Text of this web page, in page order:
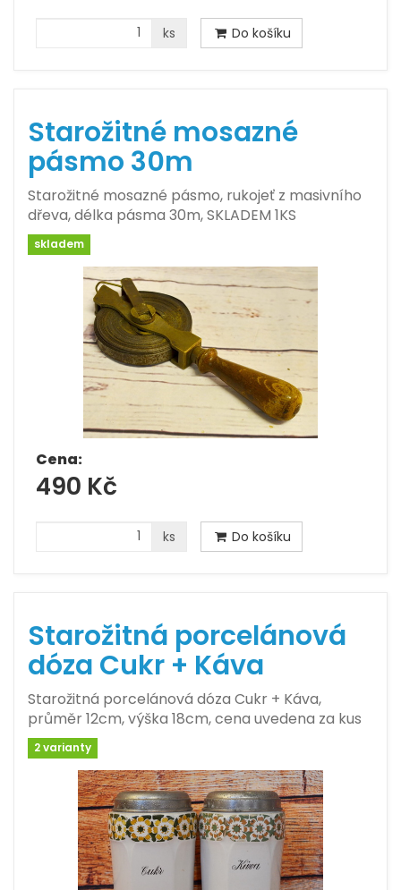
ks Do košíku
Starožitné mosazné
pásmo 30m
Starožitné mosazné pásmo, rukojeť z masivního
dřeva, délka pásma 30m, SKLADEM 1KS
skladem
Cena:
490 Kč
ks Do košíku
Starožitná porcelánová
dóza Cukr + Káva
Starožitná porcelánová dóza Cukr + Káva,
průměr 12cm, výška 18cm, cena uvedena za kus
2 varianty